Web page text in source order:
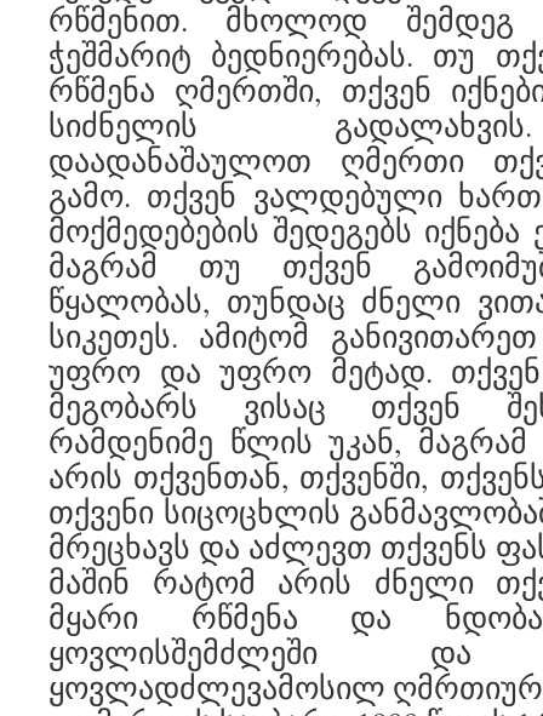
რწმენით. მხოლოდ შემდეგ
ჭეშმარიტ ბედნიერებას. თუ
რწმენა ღმერთში, თქვენ
სიძნელის
დაადანაშაულოთ ღმერთი
გამო. თქვენ ვალდებული ხართ
მოქმედებების შედეგებს
მაგრამ თუ თქვენ
წყალობას, თუნდაც ძნელი
სიკეთეს. ამიტომ
უფრო და უფრო მეტად. თქვენ
მეგობარს ვისაც თქვენ
რამდენიმე წლის უკან,
არის თქვენთან, თქვენში,
თქვენი სიცოცხლის
მრეცხავს და აძლევთ თქვენს
მაშინ რატომ არის ძნელი
მყარი რწმენა და ნდობა
ყოვლისშემძლეში და
ყოვლადძლევამოსილ